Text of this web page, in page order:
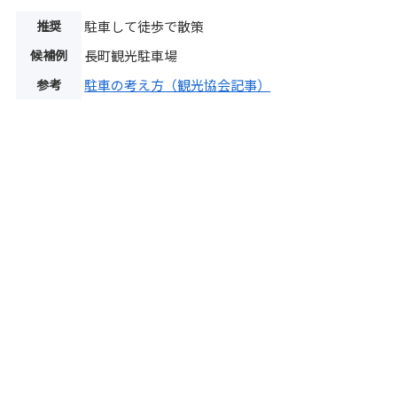
推奨 駐車して徒歩で散策
候補例 長町観光駐車場
参考 駐車の考え方（観光協会記事）